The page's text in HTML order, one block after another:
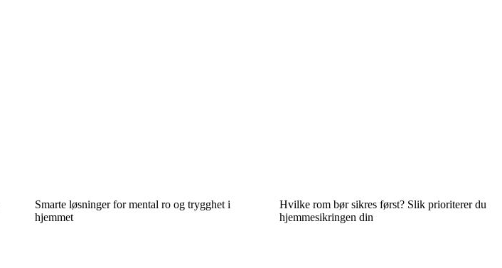
Smarte løsninger for mental ro og trygghet i
hjemmet
Hvilke rom bør sikres først? Slik prioriterer du
hjemmesikringen din